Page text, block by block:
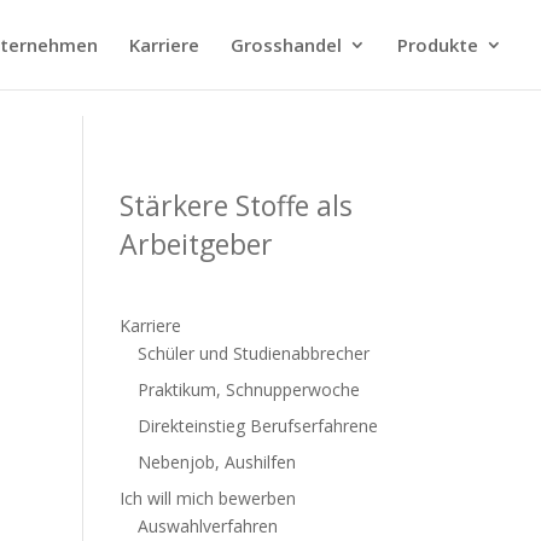
Karriere Grosshandel Produkte
Stärkere Stoffe als
Arbeitgeber
Karriere
Schüler und Studienabbrecher
Praktikum, Schnupperwoche
Direkteinstieg Berufserfahrene
Nebenjob, Aushilfen
Ich will mich bewerben
Auswahlverfahren